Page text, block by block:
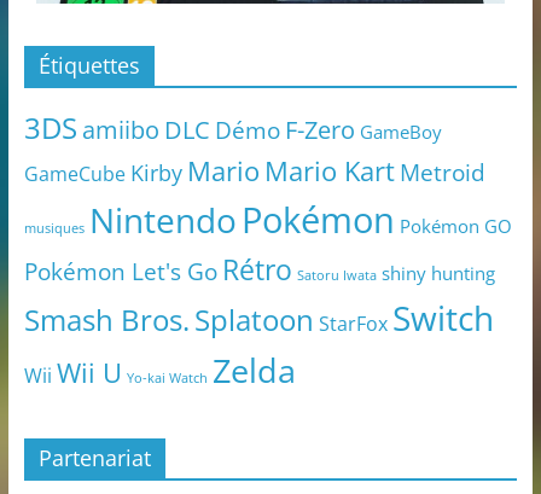
Étiquettes
3DS amiibo DLC Démo F-Zero GameBoy
GameCube Kirby Mario Mario KartMetroid
musiques NintendoPokémon Pokémon GO
Pokémon Let's Go Rétro Satoru Iwata shiny hunting
Smash Bros.Splatoon StarFox Switch
Wii Wii U Yo-kai Watch Zelda
Partenariat